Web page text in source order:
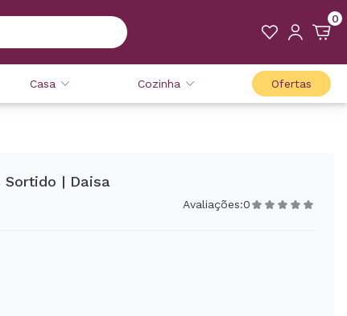
0
Casa Cozinha Ofertas
Sortido | Daisa
Avaliações:0